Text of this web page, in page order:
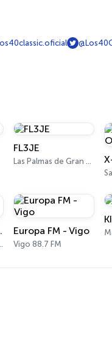
FL3JE
Las Palmas de Gran Canaria
91.2 FM
Europa FM - Vigo
Vigo 88.7 FM